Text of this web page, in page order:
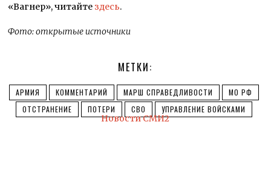
«Вагнер», читайте здесь.
Фото: открытые источники
МЕТКИ:
АРМИЯ КОММЕНТАРИЙ МАРШ СПРАВЕДЛИВОСТИ
МО РФ
ОТСТРАНЕНИЕ
ПОТЕРИ СВО УПРАВЛЕНИЕ ВОЙСКАМИ
Новости СМИ2